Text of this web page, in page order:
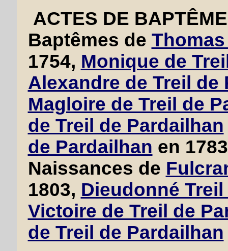
ACTES DE
Baptêmes de
1754, Monique de
Alexandre de Treil de
Magloire de Treil de
de Treil de Pardailhan
de Pardailhan en
Naissances de
1803, Dieudonné
Victoire de Treil de
de Treil de Pardailhan